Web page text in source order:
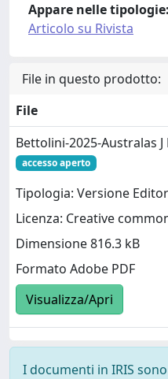
Appare nelle tipologie:
Articolo su Rivista
File in questo prodotto:
File
Bettolini-2025-Australas
accesso aperto
Tipologia: Versione
Licenza: Creative
Dimensione 816.3 kB
Formato Adobe PDF
Visualizza/Apri
I documenti in IRIS